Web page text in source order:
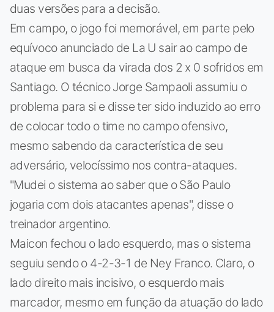
duas versões para a decisão.
Em campo, o jogo foi memorável, em parte pelo
equívoco anunciado de La U sair ao campo de
ataque em busca da virada dos 2 x 0 sofridos em
Santiago. O técnico Jorge Sampaoli assumiu o
problema para si e disse ter sido induzido ao erro
de colocar todo o time no campo ofensivo,
mesmo sabendo da característica de seu
adversário, velocíssimo nos contra-ataques.
"Mudei o sistema ao saber que o São Paulo
jogaria com dois atacantes apenas", disse o
treinador argentino.
Maicon fechou o lado esquerdo, mas o sistema
seguiu sendo o 4-2-3-1 de Ney Franco. Claro, o
lado direito mais incisivo, o esquerdo mais
marcador, mesmo em função da atuação do lado